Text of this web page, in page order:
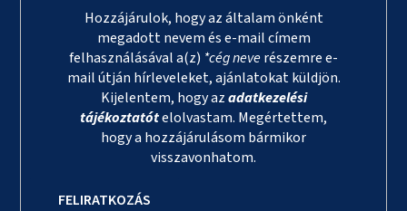
Hozzájárulok, hogy az általam önként
megadott nevem és e-mail címem
felhasználásával a(z) *cég neverészemre e-
mail útján hírleveleket, ajánlatokat küldjön.
Kijelentem, hogy azadatkezelési
tájékoztatótelolvastam. Megértettem,
hogy a hozzájárulásom bármikor
visszavonhatom.
FELIRATKOZÁS